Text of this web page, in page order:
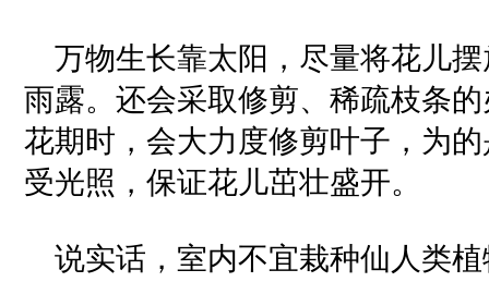
万物生长靠太阳，尽量将花儿
雨露。还会采取修剪、稀疏枝条
花期时，会大力度修剪叶子，为
受光照，保证花儿茁壮盛开。
说实话，室内不宜栽种仙人类